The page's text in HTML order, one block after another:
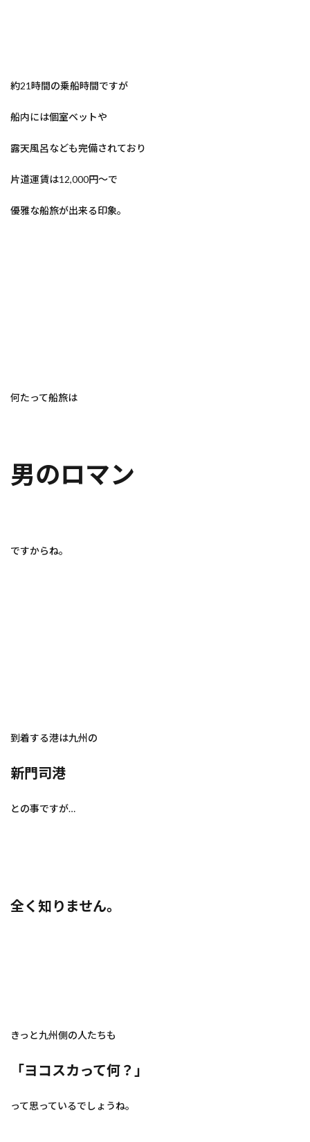
約21時間の乗船時間ですが
船内には個室ベットや
露天風呂なども完備されており
片道運賃は12,000円～で
優雅な船旅が出来る印象。
何たって船旅は
男のロマン
ですからね。
到着する港は九州の
新門司港
との事ですが…
全く知りません。
きっと九州側の人たちも
「ヨコスカって何？」
って思っているでしょうね。